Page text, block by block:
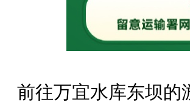
前往万宜水库东坝的